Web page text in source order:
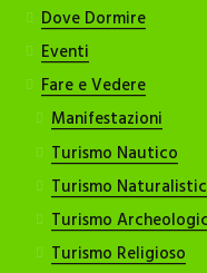
Dove Dormire
Eventi
Fare e Vedere
Manifestazioni
Turismo Nautico
Turismo
Turismo
Turismo Religioso